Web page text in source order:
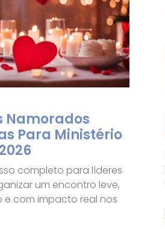
Namorados
Para Ministério
completo para líderes
um encontro leve,
e com impacto real nos